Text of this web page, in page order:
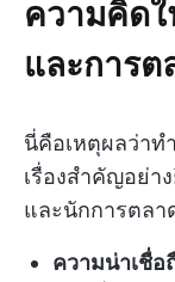
ความคิด
และการต
นี่คือเหตุผลว่าท
เรื่องสำคัญอย่า
และนักการตลา
ความน่าเชื่อ